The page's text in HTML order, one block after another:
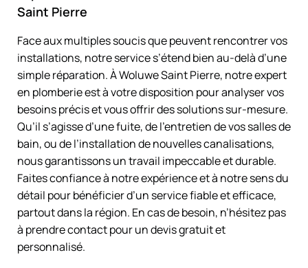
Saint Pierre
Face aux multiples soucis que peuvent rencontrer vos
installations, notre service s’étend bien au-delà d’une
simple réparation. À Woluwe Saint Pierre, notre expert
en plomberie est à votre disposition pour analyser vos
besoins précis et vous offrir des solutions sur-mesure.
Qu’il s’agisse d’une fuite, de l’entretien de vos salles de
bain, ou de l’installation de nouvelles canalisations,
nous garantissons un travail impeccable et durable.
Faites confiance à notre expérience et à notre sens du
détail pour bénéficier d’un service fiable et efficace,
partout dans la région. En cas de besoin, n’hésitez pas
à prendre contact pour un devis gratuit et
personnalisé.